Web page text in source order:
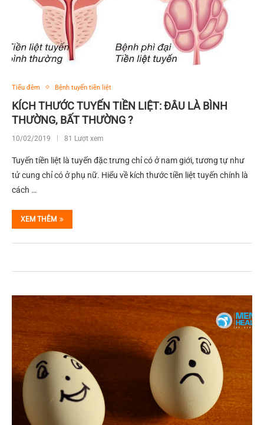
Tiểu đêm Bệnh tuyến tiền liệt
KÍCH THƯỚC TUYẾN TIỀN LIỆT: ĐÂU LÀ BÌNH
THƯỜNG, BẤT THƯỜNG ?
10/02/2019 81 Lượt xem
Tuyến tiền liệt là tuyến đặc trưng chỉ có ở nam giới, tương tự như
tử cung chỉ có ở phụ nữ. Hiểu về kích thước tiền liệt tuyến chính là
cách …
XEM THÊM